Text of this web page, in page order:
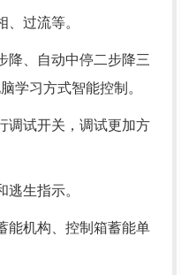
过流等。
降、自动中停二步降三
学习方式智能控制。
调试开关，调试更加方
生指示。
能机构、控制箱蓄能单